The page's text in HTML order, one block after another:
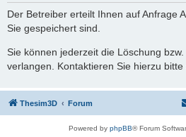
Der Betreiber erteilt Ihnen auf Anfrage
Sie gespeichert sind.
Sie können jederzeit die Löschung
verlangen. Kontaktieren Sie hierzu bitte
Thesim3D Forum
Powered by phpBB® Forum